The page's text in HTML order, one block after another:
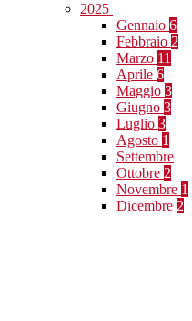
2025
Gennaio 6
Febbraio 2
Marzo 11
Aprile 6
Maggio 3
Giugno 3
Luglio 3
Agosto 1
Settembre
Ottobre 2
Novembre 1
Dicembre 2